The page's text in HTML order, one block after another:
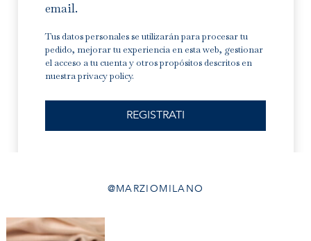
email.
Tus datos personales se utilizarán para procesar tu
pedido, mejorar tu experiencia en esta web, gestionar
el acceso a tu cuenta y otros propósitos descritos en
nuestraprivacy policy.
REGISTRATI
@MARZIOMILANO